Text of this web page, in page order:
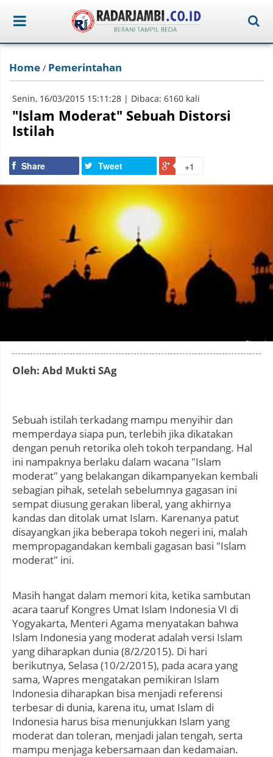
Home / Pemerintahan
Senin, 16/03/2015 15:11:28 | Dibaca: 6160 kali
"Islam Moderat" Sebuah Distorsi
Istilah
Share Tweet +1
Photo by
Oleh: Abd Mukti SAg
Sebuah istilah terkadang mampu menyihir dan
memperdaya siapa pun, terlebih jika dikatakan
dengan penuh retorika oleh tokoh terpandang. Hal
ini nampaknya berlaku dalam wacana "Islam
moderat" yang belakangan dikampanyekan kembali
sebagian pihak, setelah sebelumnya gagasan ini
sempat diusung gerakan liberal, yang akhirnya
kandas dan ditolak umat Islam. Karenanya patut
disayangkan jika beberapa tokoh negeri ini, malah
mempropagandakan kembali gagasan basi "Islam
moderat" ini.
Masih hangat dalam memori kita, ketika sambutan
acara taaruf Kongres Umat Islam Indonesia VI di
Yogyakarta, Menteri Agama menyatakan bahwa
Islam Indonesia yang moderat adalah versi Islam
yang diharapkan dunia (8/2/2015). Di hari
berikutnya, Selasa (10/2/2015), pada acara yang
sama, Wapres mengatakan pemikiran Islam
Indonesia diharapkan bisa menjadi referensi
terbesar di dunia, karena itu, umat Islam di
Indonesia harus bisa menunjukkan Islam yang
moderat dan toleran, menjadi jalan tengah, serta
mampu menjaga kebersamaan dan kedamaian.